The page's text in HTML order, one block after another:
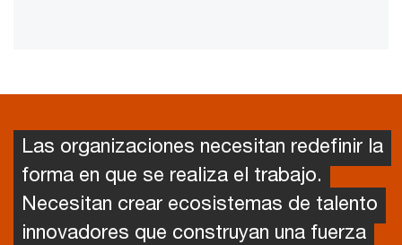
Las organizaciones necesitan redefinir la
forma en que se realiza el trabajo.
Necesitan crear ecosistemas de talento
innovadores que construyan una fuerza